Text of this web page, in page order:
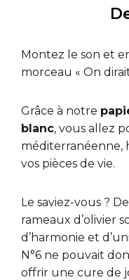
Montez le son et
morceau « On
Grâce à notre
blanc, vous allez
méditerranéenne,
vos pièces de vie.
Le saviez-vous ?
rameaux d’olivier
d’harmonie et
N°6 ne pouvait
offrir une cure de